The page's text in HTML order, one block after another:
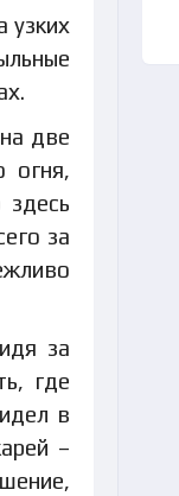
узких
две
огня,
за
за
где
в
–